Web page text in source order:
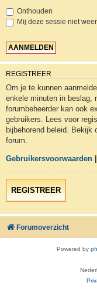
Onthouden
Mij deze sessie niet
REGISTREER
Om je te kunnen
enkele minuten in beslag,
forumbeheerder kan ook
gebruikers. Lees voor
bijbehorend beleid.
forum.
Gebruikersvoorwaarden
REGISTREER
Forumoverzicht
Powered by